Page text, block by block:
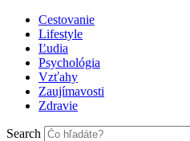
Cestovanie
Lifestyle
Ľudia
Psychológia
Vzťahy
Zaujímavosti
Zdravie
Search